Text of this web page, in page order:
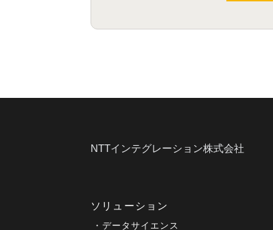
NTTインテグレーション株式会社
ソリューション
データサイエンス